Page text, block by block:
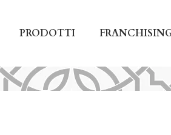
PRODOTTI